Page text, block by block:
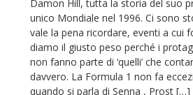
Damon Hill, tutta la storia del suo
unico Mondiale nel 1996. Ci sono
vale la pena ricordare, eventi a cui
diamo il giusto peso perché i
non fanno parte di ‘quelli’ che
davvero. La Formula 1 non fa
quando si parla di Senna , Prost […]